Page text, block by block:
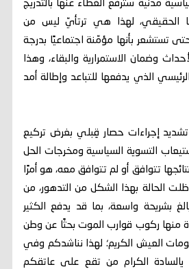
مدنيّة سترفع الغطاء عنها بالتدريج
الحقيقي، لهذا هي ترتأيّ ليس من
تستشعر بأنها مؤمّنة اجتماعيًا بدرجة
وضمان الاستمرارية والبقاء، وهذا
الذي يدفعها للتباعد وإطالة أمد
إجراءات حصار قِبلي بغرض تركيع
التسوية السياسية ومخرجات الحل
تتوافق أو لم تتوافق معه، هو أمرًا
ظلت الحالة بهذا الشكل من التدهور، من
بشريحة واسعة، بما قد يدفع الكثير
منها ركوب قوارب الموت بحثًا عن وطن
العيش الكريم؛ لهذا نناشدكم وفي
الكرام من تقع على عاتقكم